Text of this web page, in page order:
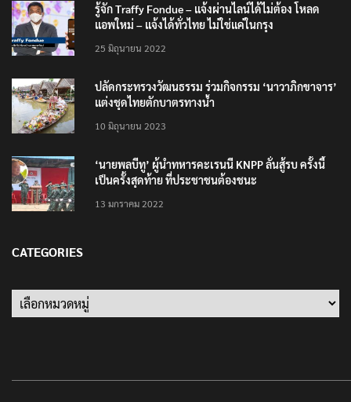
รู้จัก Traffy Fondue – แจ้งผ่านไลน์ได้ไม่ต้อง โหลด
แอพใหม่ – แจ้งได้ทั่วไทย ไม่ใช่แค่ในกรุง
25 มิถุนายน 2022
ปลัดกระทรวงวัฒนธรรม ร่วมกิจกรรม ‘นาวาภิกขาจาร’
แต่งชุดไทยตักบาตรทางน้ำ
10 มิถุนายน 2023
‘นายพลบีทู’ ผู้นำทหารคะเรนนี KNPP ลั่นสู้รบ ครั้งนี้
เป็นครั้งสุดท้าย ที่ประชาชนต้องชนะ
13 มกราคม 2022
CATEGORIES
Categories